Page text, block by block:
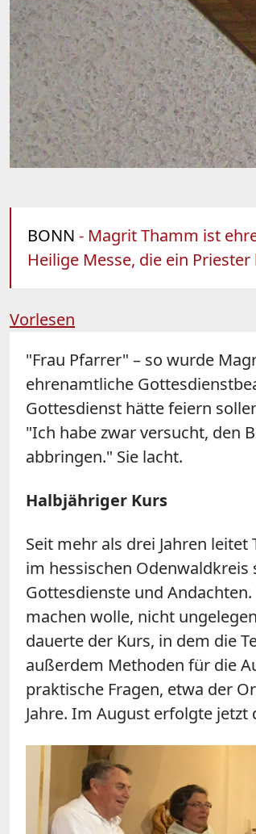
BONN - Magrit Thamm ist
Heilige Messe, die ein Priester
Vorlesen
"Frau Pfarrer" – so wurde
ehrenamtliche
Gottesdienst hätte feiern
"Ich habe zwar versucht, den
abbringen." Sie lacht.
Halbjähriger Kurs
Seit mehr als drei Jahren
im hessischen
Gottesdienste und
machen wolle, nicht
dauerte der Kurs, in dem die
außerdem Methoden für die
praktische Fragen, etwa der
Jahre. Im August erfolgte